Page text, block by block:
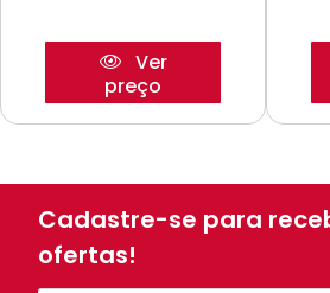
Ver
preço
Cadastre-se para
ofertas!